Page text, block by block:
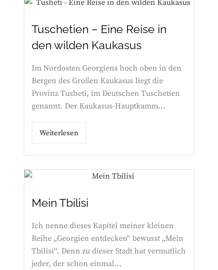
Tuschetien – Eine Reise in
den wilden Kaukasus
Im Nordosten Georgiens hoch oben in den
Bergen des Großen Kaukasus liegt die
Provinz Tusheti, im Deutschen Tuschetien
genannt. Der Kaukasus-Hauptkamm...
Weiterlesen
Mein Tbilisi
Ich nenne dieses Kapitel meiner kleinen
Reihe „Georgien entdecken“ bewusst „Mein
Tbilisi“. Denn zu dieser Stadt hat vermutlich
jeder, der schon einmal...